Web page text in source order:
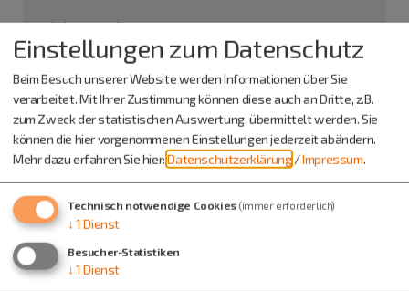
adidas Greding
An der Autobahn 2
91171 Greding
08463 7673899
Einstellungen zum Datenschutz
Beim Besuch unserer Website werden Informationen über Sie
verarbeitet. Mit Ihrer Zustimmung können diese auch an Dritte, z.B.
zum Zweck der statistischen Auswertung, übermittelt werden. Sie
können die hier vorgenommenen Einstellungen jederzeit abändern.
Mehr dazu erfahren Sie hier:Datenschutzerklärung /Impressum.
Technisch notwendige Cookies (immer erforderlich)
↓ 1 Dienst
Besucher-Statistiken
↓ 1 Dienst